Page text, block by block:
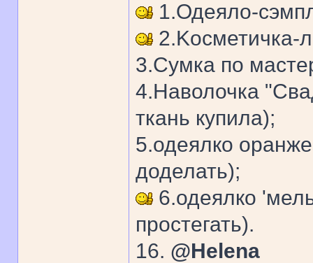
1.Одеяло-
2.Kосметичка-
3.Сумка по
4.Hаволочка
ткань купила);
5.одеялко
доделать);
6.одеялко
простегать).
16. @Helena